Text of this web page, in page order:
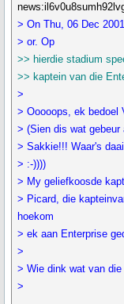
> On Thu, 06 Dec
> or. Op
>> hierdie stadium
>> kaptein van die
>
> Ooooops, ek bedoel
> (Sien dis wat
> Sakkie!!! Waar's
> :-))))
> My geliefkoosde
> Picard, die
hoekom
> ek aan Enterprise
>
> Wie dink wat van
>